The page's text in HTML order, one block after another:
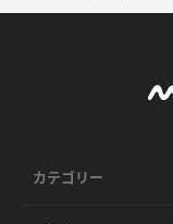
カテゴリー